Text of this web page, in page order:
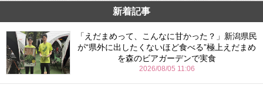
新着記事
「えだまめって、こんなに甘かった？」新潟県民
が“県外に出したくないほど食べる”極上えだまめ
を森のビアガーデンで実食
2026/08/05 11:06